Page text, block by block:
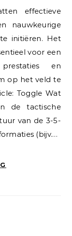
effectieve
nauwkeurige
initiëren. Het
voor een
en
op het veld te
Toggle Wat
de tactische
van de 3-5-
(bijv.…